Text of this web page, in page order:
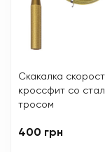
Скакалка
кроссфит со
тросом
400 грн